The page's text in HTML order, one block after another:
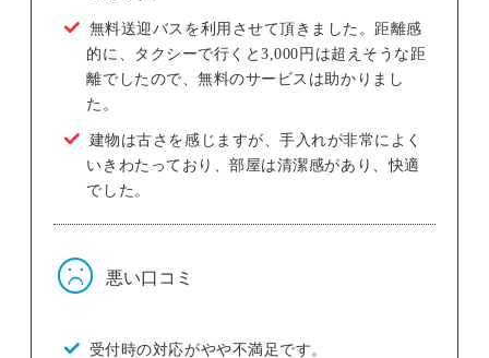
無料送迎バスを利用させて頂きました。距離感
的に、タクシーで行くと3,000円は超えそうな距
離でしたので、無料のサービスは助かりまし
た。
建物は古さを感じますが、手入れが非常によく
いきわたっており、部屋は清潔感があり、快適
でした。
悪い口コミ
受付時の対応がやや不満足です。